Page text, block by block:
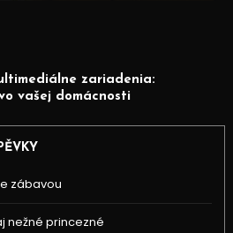
zariadenia:
vašej domácnosti
zábavou
nežné princezné